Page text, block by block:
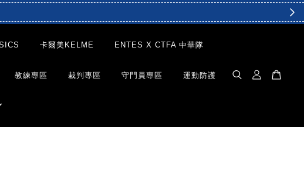
卡爾美KELME ENTES X CTFA 中華隊
教練專區 裁判專區 守門員專區 運動防護